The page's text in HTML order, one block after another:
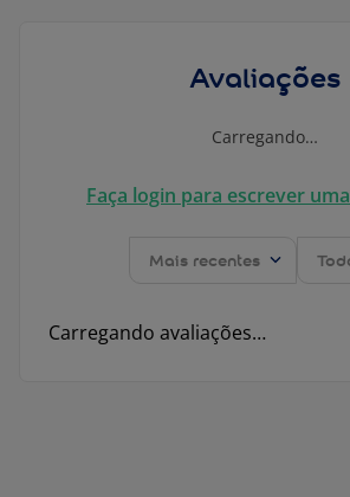
Avaliações
Carregando…
Faça login para escrever
Mais recentes
Carregando avaliações…